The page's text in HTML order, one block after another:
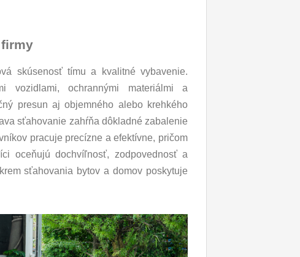
skúsenosť tímu a kvalitné vybavenie.
vozidlami, ochrannými materiálmi a
presun aj objemného alebo krehkého
sťahovanie zahŕňa dôkladné zabalenie
pracuje precízne a efektívne, pričom
oceňujú dochvíľnosť, zodpovednosť a
sťahovania bytov a domov poskytuje